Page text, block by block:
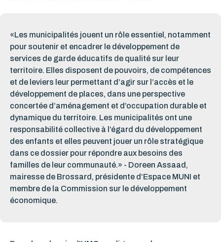
«Les municipalités jouent un rôle essentiel, notamment
pour soutenir et encadrer le développement de
services de garde éducatifs de qualité sur leur
territoire. Elles disposent de pouvoirs, de compétences
et de leviers leur permettant d’agir sur l’accès et le
développement de places, dans une perspective
concertée d’aménagement et d’occupation durable et
dynamique du territoire. Les municipalités ont une
responsabilité collective à l’égard du développement
des enfants et elles peuvent jouer un rôle stratégique
dans ce dossier pour répondre aux besoins des
familles de leur communauté.» - Doreen Assaad,
mairesse de Brossard, présidente d’Espace MUNI et
membre de la Commission sur le développement
économique.